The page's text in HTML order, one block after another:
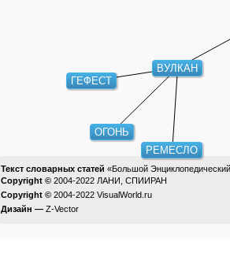
ВУЛКАН
ГЕФЕСТ
РЕМЕСЛО
ОГОНЬ
Текст словарных статей «Большой
Copyright © 2004-2022 ЛАНИ, СПИИРАН
Copyright © 2004-2022 VisualWorld.ru
Дизайн — Z-Vector